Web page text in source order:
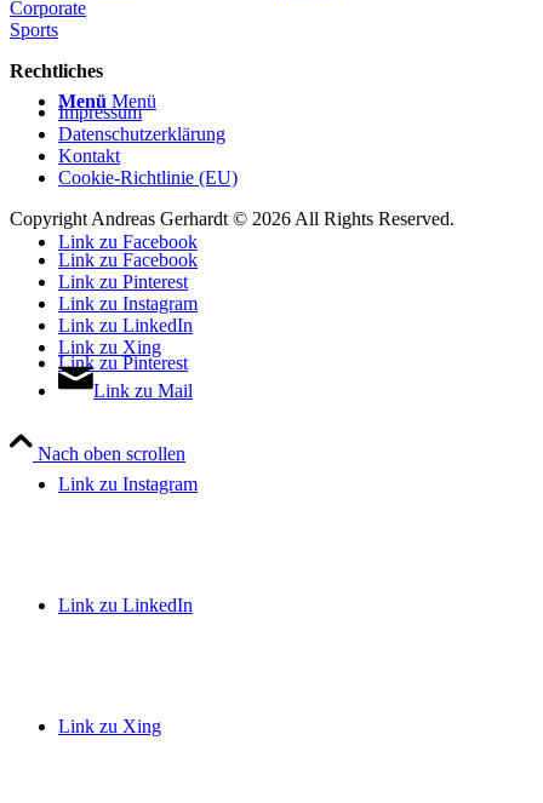
Menü Menü
Link zu Facebook
Link zu Pinterest
Link zu Instagram
Link zu LinkedIn
Link zu Xing
Corporate
Sports
Rechtliches
Impressum
Datenschutzerklärung
Kontakt
Cookie-Richtlinie (EU)
Copyright Andreas Gerhardt © 2026 All Rights Reserved.
Link zu Facebook
Link zu Pinterest
Link zu Instagram
Link zu LinkedIn
Link zu Xing
Link zu Mail
Nach oben scrollen